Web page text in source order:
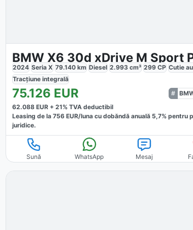
BMW X6 30d xDrive M Sport
2024 Seria X 79.140 km Diesel 2.993 cm³ 299 CP Cutie
Tracțiuneintegrală
75.126 EUR
62.088 EUR +21% TVA deductibil
Leasing de la756 EUR/luna cu dobăndă anuală 5,7% pentru
juridice.
Sună WhatsApp Mesaj